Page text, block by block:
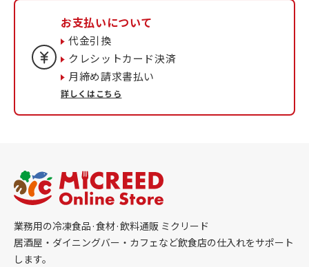
お支払いについて
代金引換
クレシットカード決済
月締め請求書払い
詳しくはこちら
業務用の冷凍食品·食材·飲料通販 ミクリード
居酒屋・ダイニングバー・カフェなど飲食店の仕入れをサポート
します。